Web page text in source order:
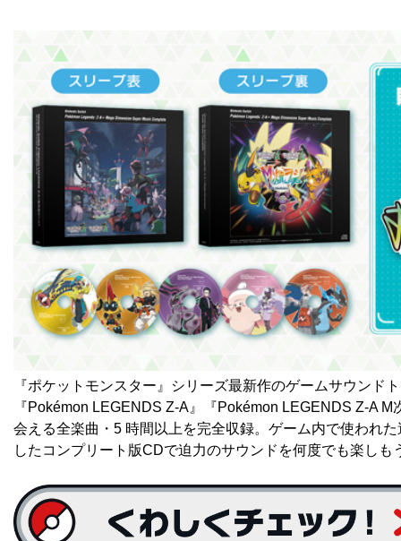
『ポケットモンスター』シリーズ最新作のゲームサウンド
『Pokémon LEGENDS Z-A』『Pokémon LEGENDS Z-A M
会える全楽曲・5 時間以上を完全収録。ゲーム内で使われ
したコンプリート版CDで迫力のサウンドを何度でも楽しも